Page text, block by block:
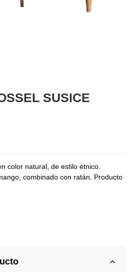
SUSICE
color natural, de estilo étnico.
combinado con ratán. Producto